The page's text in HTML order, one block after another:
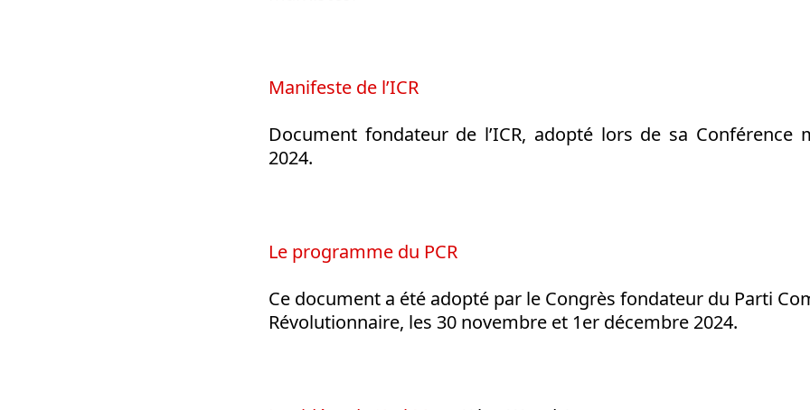
Manifeste de l’ICR
Document fondateur de l’ICR, adopté lors de sa Conférence
2024.
Le programme du PCR
Ce document a été adopté par le Congrès fondateur du Parti
Révolutionnaire, les 30 novembre et 1er décembre 2024.